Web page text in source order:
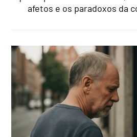
afetos e os paradoxos da